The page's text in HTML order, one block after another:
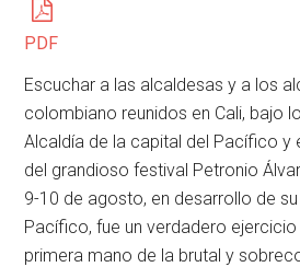
PDF
Escuchar a las alcaldesas y a los
colombiano reunidos en Cali, bajo
Alcaldía de la capital del Pacífico y
del grandioso festival Petronio
9-10 de agosto, en desarrollo de
Pacífico, fue un verdadero
primera mano de la brutal y